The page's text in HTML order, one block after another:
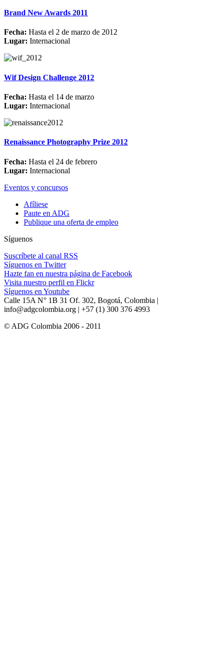
Brand New Awards 2011
Fecha: Hasta el 2 de marzo de 2012
Lugar: Internacional
Wif Design Challenge 2012
Fecha: Hasta el 14 de marzo
Lugar: Internacional
Renaissance Photography Prize 2012
Fecha: Hasta el 24 de febrero
Lugar: Internacional
Eventos y concursos
Afíliese
Paute en ADG
Publique una oferta de empleo
Síguenos
Suscríbete al canal RSS
Síguenos en Twitter
Hazte fan en nuestra página de Facebook
Visita nuestro perfil en Flickr
Síguenos en Youtube
Calle 15A N° 1B 31 Of. 302, Bogotá, Colombia |
info@adgcolombia.org | +57 (1) 300 376 4993
© ADG Colombia 2006 - 2011